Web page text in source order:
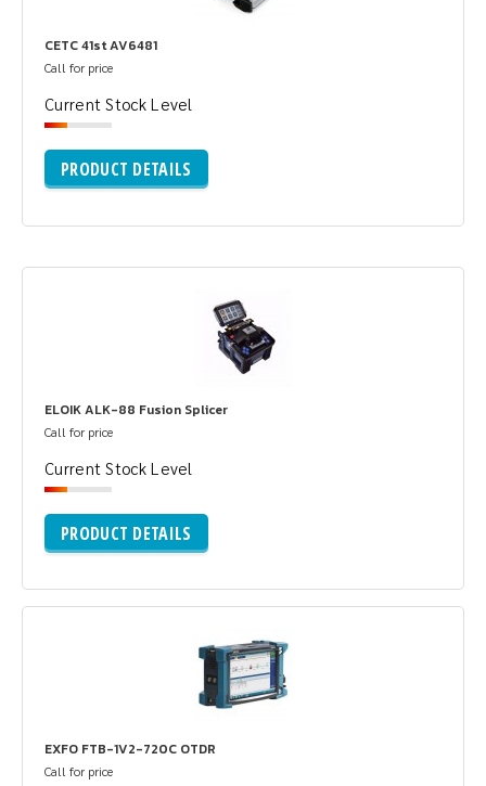
CETC 41st AV6481
Call for price
Current Stock Level
PRODUCT DETAILS
ELOIK ALK-88 Fusion Splicer
Call for price
Current Stock Level
PRODUCT DETAILS
EXFO FTB-1V2-720C OTDR
Call for price